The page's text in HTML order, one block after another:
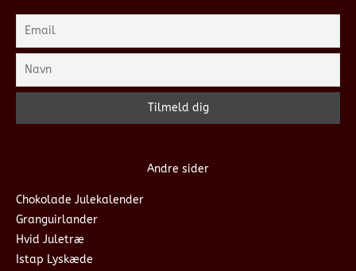
Andre sider
Chokolade Julekalender
Granguirlander
Hvid Juletræ
Istap Lyskæde